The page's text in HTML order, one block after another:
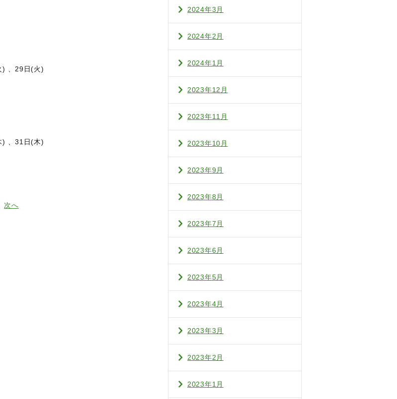
、29日(火)
、31日(木)
次へ
2024年3月
2024年2月
2024年1月
2023年12月
2023年11月
2023年10月
2023年9月
2023年8月
2023年7月
2023年6月
2023年5月
2023年4月
2023年3月
2023年2月
2023年1月